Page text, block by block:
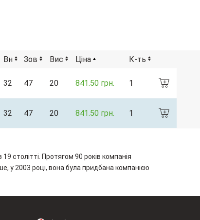
Вн Зов Вис Ціна К-ть
32 47 20 841.50 грн. 1
32 47 20 841.50 грн. 1
столітті. Протягом 90 років компанія
у 2003 році, вона була придбана компанією